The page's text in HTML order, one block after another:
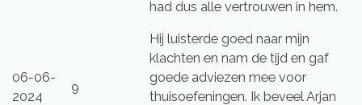
had dus alle vertrouwen in hem.
06-06-
2024
9
Hij luisterde goed naar mijn
klachten en nam de tijd en gaf
goede adviezen mee voor
thuisoefeningen. Ik beveel Arjan